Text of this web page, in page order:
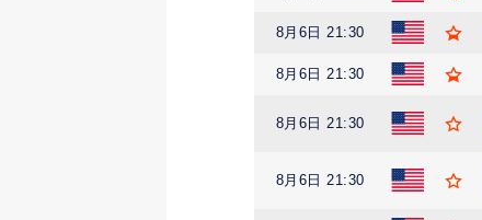
8月6日 21:30
8月6日 21:30
8月6日 21:30
8月6日 21:30